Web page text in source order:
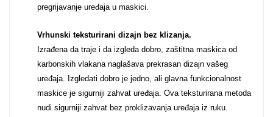
pregrijavanje uređaja u maskici.
Vrhunski teksturirani dizajn bez klizanja.
Izrađena da traje i da izgleda dobro, zaštitna maskica od
karbonskih vlakana naglašava prekrasan dizajn vašeg
uređaja. Izgledati dobro je jedno, ali glavna funkcionalnost
maskice je sigurniji zahvat uređaja. Ova teksturirana metoda
nudi sigurniji zahvat bez proklizavanja uređaja iz ruku.
Za njega Za nju